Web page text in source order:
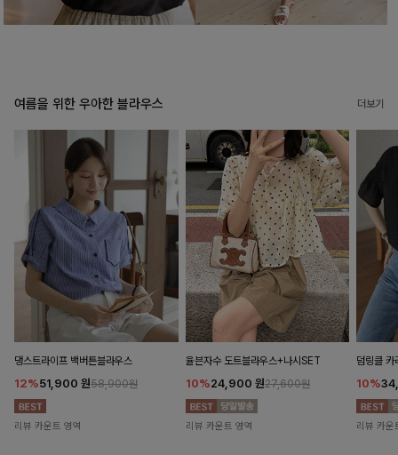
여름을 위한 우아한 블라우스 더보기
댕스트라이프 백버튼블라우스
12%51,900 원58,900원
리뷰 카운트 영역
율븐자수 도트블라우스+나시SET
10%24,900 원27,600원
리뷰 카운트 영역
덤링클 카
10%
리뷰 카운